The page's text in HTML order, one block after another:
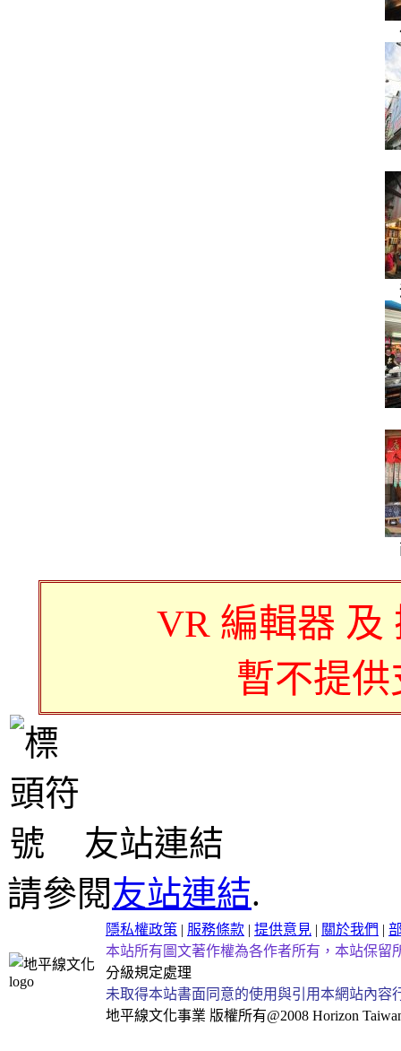
VR 編輯器 及
暫不提
友站連結
請參閱友站連結.
隱私權政策 | 服務條款 | 提供意見 | 關於我們 |
本站所有圖文著作權為各作者所有，本站保留
分級規定處理
未取得本站書面同意的使用與引用本網站內
地平線文化事業 版權所有@2008 Horizon